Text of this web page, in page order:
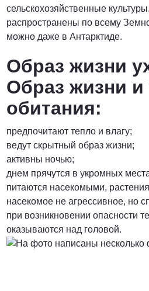
сельскохозяйственные
распространены по всему
можно даже в Антарктиде.
Образ жизни
Образ жизни и
обитания:
предпочитают тепло и влагу;
ведут скрытный образ жизни;
активны ночью;
днем прячутся в укромных
питаются насекомыми,
насекомое не агрессивное, но
при возникновении опасности
оказываются над головой.